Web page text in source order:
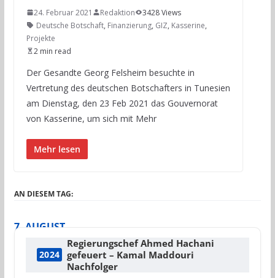
24. Februar 2021 Redaktion
3428 Views
Deutsche Botschaft, Finanzierung, GIZ, Kasserine,
Projekte
2 min read
Der Gesandte Georg Felsheim besuchte in
Vertretung des deutschen Botschafters in Tunesien
am Dienstag, den 23 Feb 2021 das Gouvernorat
von Kasserine, um sich mit Mehr
Mehr lesen
AN DIESEM TAG:
7. AUGUST
2024
Regierungschef Ahmed Hachani
gefeuert – Kamal Maddouri
Nachfolger